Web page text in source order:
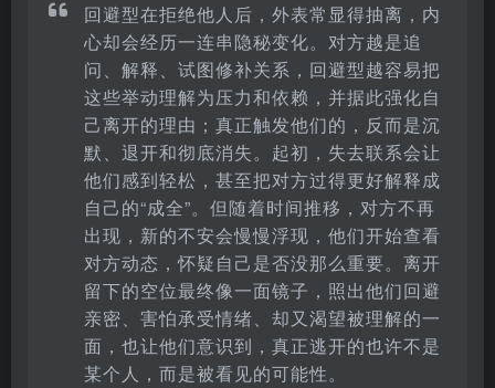
回避型在拒绝他人后，外表常显得抽离，内
心却会经历一连串隐秘变化。对方越是追
问、解释、试图修补关系，回避型越容易把
这些举动理解为压力和依赖，并据此强化自
己离开的理由；真正触发他们的，反而是沉
默、退开和彻底消失。起初，失去联系会让
他们感到轻松，甚至把对方过得更好解释成
自己的“成全”。但随着时间推移，对方不再
出现，新的不安会慢慢浮现，他们开始查看
对方动态，怀疑自己是否没那么重要。离开
留下的空位最终像一面镜子，照出他们回避
亲密、害怕承受情绪、却又渴望被理解的一
面，也让他们意识到，真正逃开的也许不是
某个人，而是被看见的可能性。